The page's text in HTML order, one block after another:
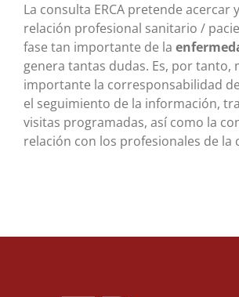
La consulta ERCA pretende acercar
relación profesional sanitario /
fase tan importante de la
genera tantas dudas. Es, por tanto,
importante la corresponsabilidad
el seguimiento de la información,
visitas programadas, así como la
relación con los profesionales de la